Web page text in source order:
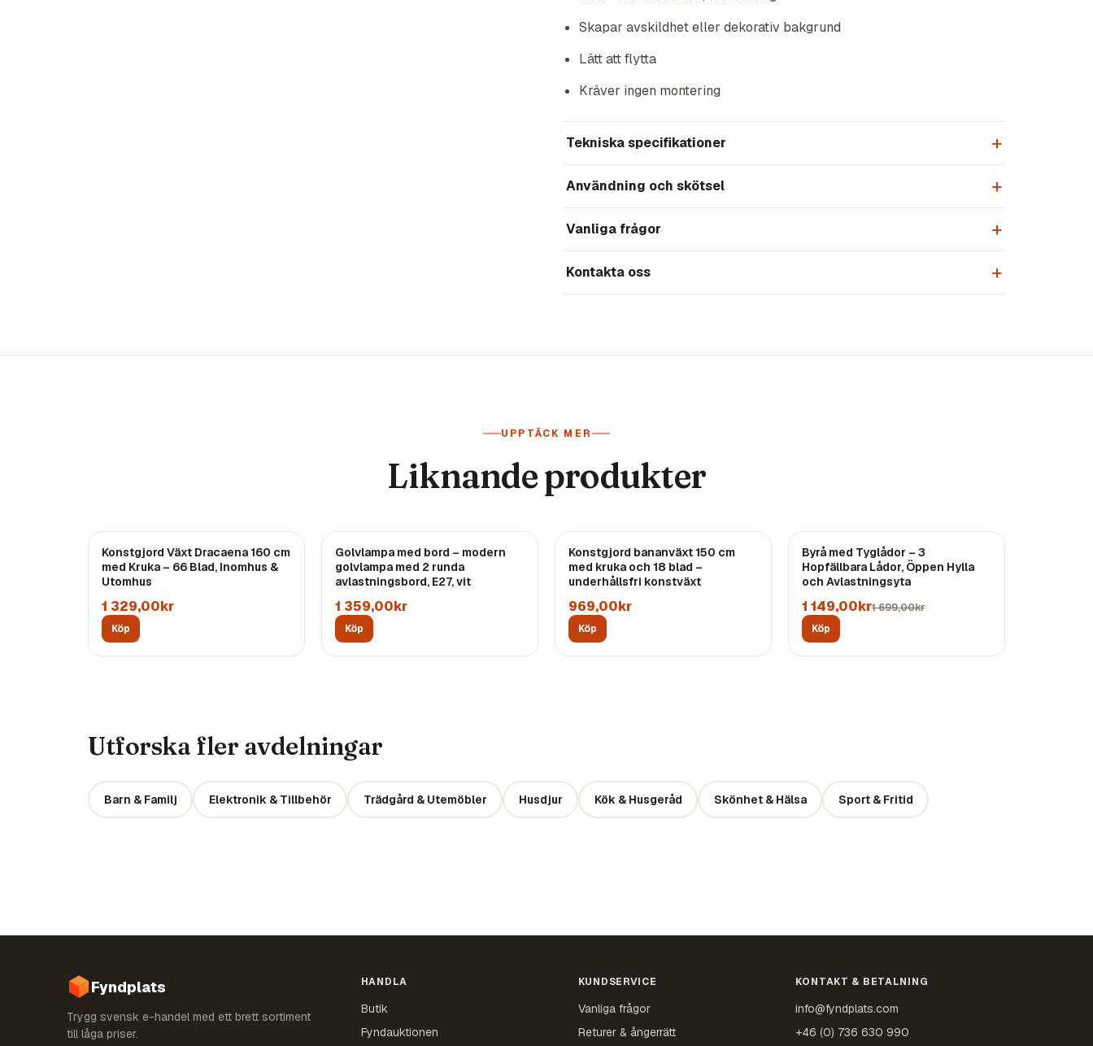
Skapar avskildhet eller dekorativ bakgrund
Lätt att flytta
Kräver ingen montering
Tekniska specifikationer
Användning och skötsel
Vanliga frågor
Kontakta oss
UPPTÄCK MER
Liknande produkter
Konstgjord Växt Dracaena 160 cm
med Kruka – 66 Blad, Inomhus &
Utomhus
1 329,00kr
Köp
Golvlampa med bord – modern
golvlampa med 2 runda
avlastningsbord, E27, vit
1 359,00kr
Köp
Konstgjord bananväxt 150 cm
med kruka och 18 blad –
underhållsfri konstväxt
969,00kr
Köp
REA
Byrå med Tyglådor – 3
Hopfällbara Lådor, Öppen Hylla
och Avlastningsyta
1 149,00kr1 699,00kr
Köp
Utforska fler avdelningar
Barn & Familj Elektronik & Tillbehör Trädgård & Utemöbler Husdjur Kök & Husgeråd Skönhet & Hälsa Sport & Fritid
Fyndplats
Trygg svensk e-handel med ett brett sortiment
till låga priser.
HANDLA
Butik
Fyndauktionen
KUNDSERVICE
Vanliga frågor
Returer & ångerrätt
KONTAKT & BETALNING
info@fyndplats.com
+46 (0) 736 630 990